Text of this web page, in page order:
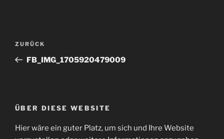
Beitragsnavigation
Vorheriger
Beitrag
ZURÜCK
FB_IMG_1705920479009
ÜBER DIESE WEBSITE
Hier wäre ein guter Platz, um sich und Ihre Website